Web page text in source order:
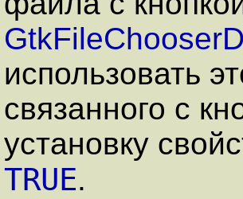
использовать
связанного с
установку
TRUE.